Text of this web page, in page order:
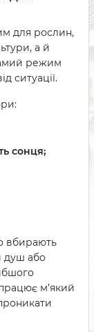
для рослин,
а й
режим
ситуації.
сонця;
вбирають
душ або
м’який